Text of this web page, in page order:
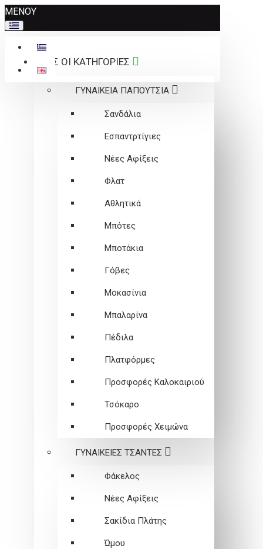
Σημείωση:
Αυτός
ο
ιστότοπος
περιλαμβάνει
ΜΕΝΟΥ
ΟΛΕΣ ΟΙ ΚΑΤΗΓΟΡΙΕΣ
ΓΥΝΑΙΚΕΙΑ ΠΑΠΟΥΤΣΙΑ
Σανδάλια
Εσπαντρτίγιες
Νέες Αφίξεις
Φλατ
Αθλητικά
Μπότες
Μποτάκια
Γόβες
Μοκασίνια
Μπαλαρίνα
Πέδιλα
Πλατφόρμες
Προσφορές Καλοκαιριού
Τσόκαρο
Προσφορές Χειμώνα
ΓΥΝΑΙΚΕΙEΣ ΤΣΑΝΤΕΣ
Φάκελος
Νέες Αφίξεις
Σακίδια Πλάτης
Ώμου